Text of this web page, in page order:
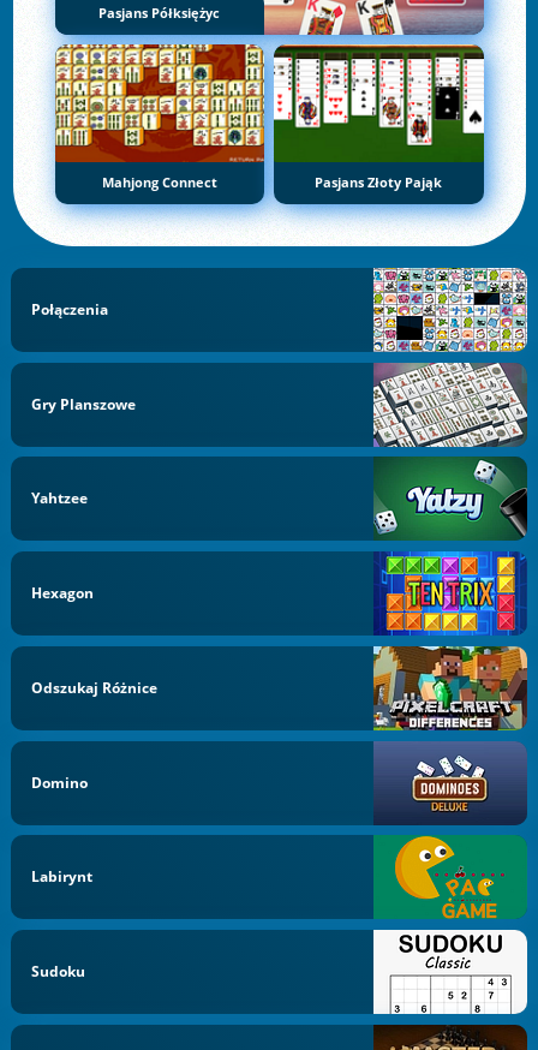
Pasjans Półksiężyc
Mahjong Connect Pasjans Złoty Pająk
Połączenia
Gry Planszowe
Yahtzee
Hexagon
Odszukaj Różnice
Domino
Labirynt
Sudoku